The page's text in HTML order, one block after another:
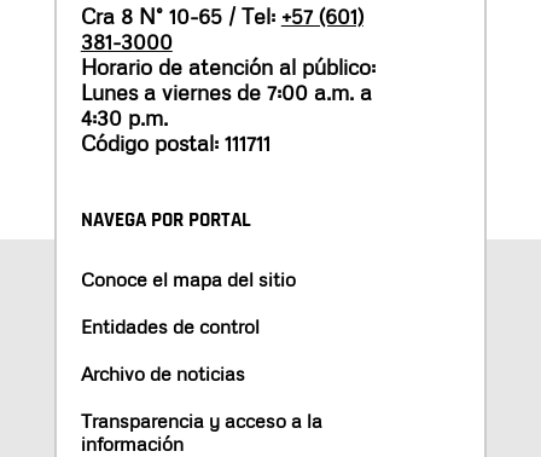
Cra 8 N° 10-65 / Tel: +57 (601)
381-3000
Horario de atención al público:
Lunes a viernes de 7:00 a.m. a
4:30 p.m.
Código postal: 111711
NAVEGA POR PORTAL
Conoce el mapa del sitio
Entidades de control
Archivo de noticias
Transparencia y acceso a la
información